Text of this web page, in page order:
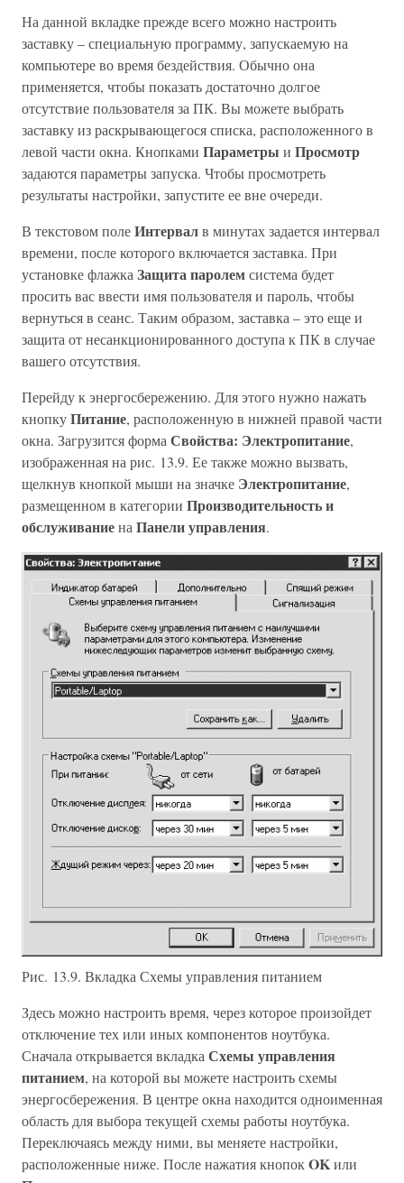
На данной вкладке прежде всего можно настроить
заставку – специальную программу, запускаемую на
компьютере во время бездействия. Обычно она
применяется, чтобы показать достаточно долгое
отсутствие пользователя за ПК. Вы можете выбрать
заставку из раскрывающегося списка, расположенного в
левой части окна. Кнопками Параметры и Просмотр
задаются параметры запуска. Чтобы просмотреть
результаты настройки, запустите ее вне очереди.
В текстовом полеИнтервалв минутах задается интервал
времени, после которого включается заставка. При
установке флажка Защита паролемсистема будет
просить вас ввести имя пользователя и пароль, чтобы
вернуться в сеанс. Таким образом, заставка – это еще и
защита от несанкционированного доступа к ПК в случае
вашего отсутствия.
Перейду к энергосбережению. Для этого нужно нажать
кнопкуПитание, расположенную в нижней правой части
окна. Загрузится форма Свойства: Электропитание,
изображенная на рис. 13.9. Ее также можно вызвать,
щелкнув кнопкой мыши на значке Электропитание,
размещенном в категории Производительность и
обслуживаниена Панели управления.
Рис. 13.9. Вкладка Схемы управления питанием
Здесь можно настроить время, через которое произойдет
отключение тех или иных компонентов ноутбука.
Сначала открывается вкладка Схемы управления
питанием, на которой вы можете настроить схемы
энергосбережения. В центре окна находится одноименная
область для выбора текущей схемы работы ноутбука.
Переключаясь между ними, вы меняете настройки,
расположенные ниже. После нажатия кнопокOKили